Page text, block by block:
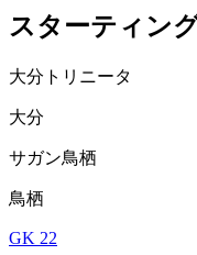
スターティン
大分トリニータ
大分
サガン鳥栖
鳥栖
GK 22